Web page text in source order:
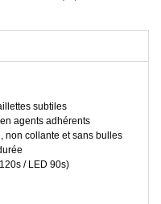
subtiles
agents adhérents
non collante et sans bulles
/ LED 90s)